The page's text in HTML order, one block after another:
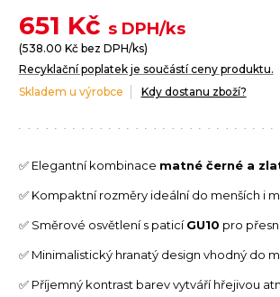
651 Kč s DPH/ks
(538.00 Kč bez DPH/ks)
Recyklační poplatek je součástí ceny produktu.
Skladem u výrobce
Kdy dostanu zboží?
✅ Elegantní kombinace matné černé a
✅ Kompaktní rozměry ideální do menších i
✅ Směrové osvětlení s paticíGU10 pro
✅ Minimalistický hranatý design vhodný do
✅ Příjemný kontrast barev vytváří hřejivou